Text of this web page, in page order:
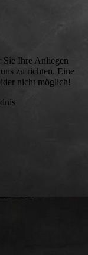
Sie Ihre Anliegen
zu richten. Eine
nicht möglich!